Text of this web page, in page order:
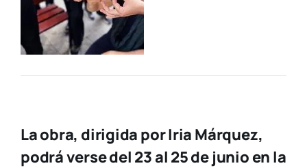
La obra, dirigida por Iria Márquez,
podrá verse del 23 al 25 de junio en la